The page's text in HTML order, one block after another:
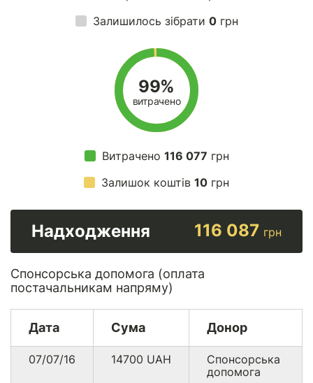
Залишилось зібрати 0грн
99%
витрачено
Витрачено 116 077 грн
Залишок коштів 10 грн
Надходження 116 087 грн
Спонсорська допомога (оплата
постачальникам напряму)
Дата Сума Донор
07/07/16 14700 UAH
Спонсорська
допомога